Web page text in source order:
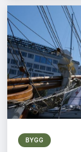
BYGG